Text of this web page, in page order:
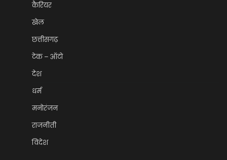
कैरियर
खेल
छत्तीसगढ़
टेक – ऑटो
देश
धर्म
मनोरंजन
राजनीती
विदेश